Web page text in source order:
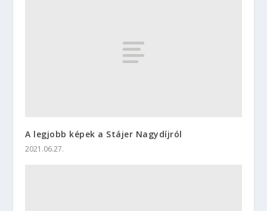
A legjobb képek a Stájer Nagydíjról
2021.06.27.